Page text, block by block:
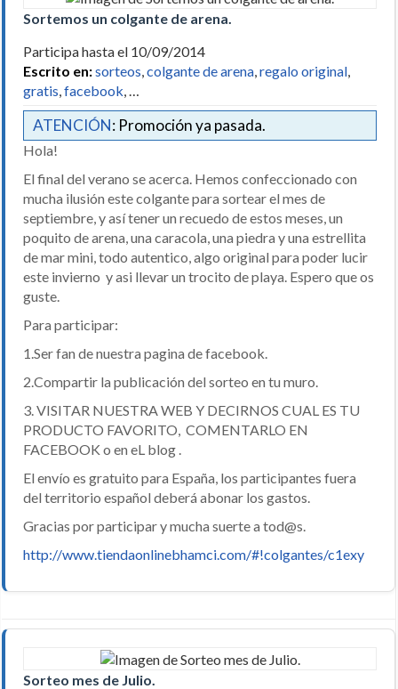
Sortemos un colgante de arena.
Participa hasta el 10/09/2014
Escrito en:sorteos colgante de arena regalo original
gratis facebook
ATENCIÓN: Promoción ya pasada.
Hola!
El final del verano se acerca. Hemos confeccionado con
mucha ilusión este colgante para sortear el mes de
septiembre, y así tener un recuedo de estos meses, un
poquito de arena, una caracola, una piedra y una estrellita
de mar mini, todo autentico, algo original para poder lucir
este invierno y asi llevar un trocito de playa. Espero que os
guste.
Para participar:
1.Ser fan de nuestra pagina de facebook.
2.Compartir la publicación del sorteo en tu muro.
3. VISITAR NUESTRA WEB Y DECIRNOS CUAL ES TU
PRODUCTO FAVORITO, COMENTARLO EN
FACEBOOK o en eL blog .
El envío es gratuito para España, los participantes fuera
del territorio español deberá abonar los gastos.
Gracias por participar y mucha suerte a tod@s.
http://www.tiendaonlinebhamci.com/#!colgantes/c1exy
Sorteo mes de Julio.